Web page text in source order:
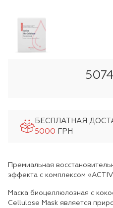
БЕСПЛАТНАЯ
5000 ГРН
Премиальная
эффекта с комплексом
Маска биоцеллюлозная с
Cellulose Mask является